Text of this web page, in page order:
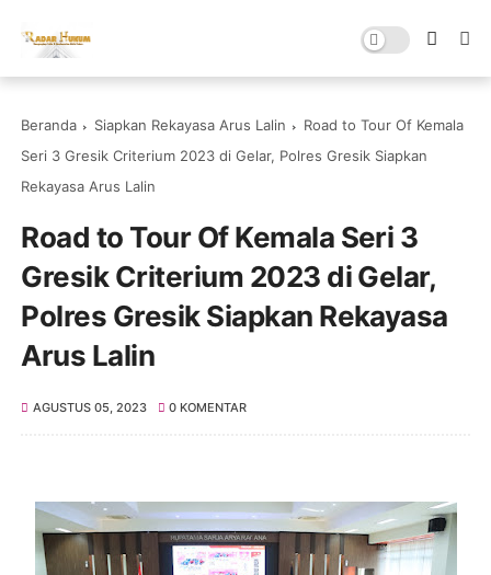
Beranda Siapkan Rekayasa Arus Lalin
Road to Tour Of Kemala
Seri 3 Gresik Criterium 2023 di Gelar, Polres Gresik Siapkan
Rekayasa Arus Lalin
Road to Tour Of Kemala Seri 3
Gresik Criterium 2023 di Gelar,
Polres Gresik Siapkan Rekayasa
Arus Lalin
AGUSTUS 05, 2023 0 KOMENTAR